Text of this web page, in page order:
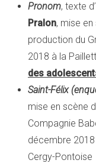
Pronom, texte d’
Pralon, mise
production du
2018 à la
des
Saint-Félix
mise en scène
Compagnie
décembre
Cergy-Pontoise